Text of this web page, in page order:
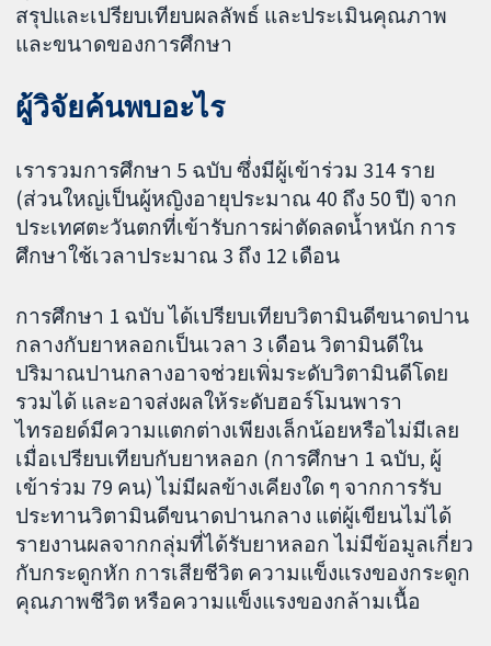
สรุปและเปรียบเทียบผลลัพธ์ และประเมินคุณภาพ
และขนาดของการศึกษา
ผู้วิจัยค้นพบอะไร
เรารวมการศึกษา 5 ฉบับ ซึ่งมีผู้เข้าร่วม 314 ราย
(ส่วนใหญ่เป็นผู้หญิงอายุประมาณ 40 ถึง 50 ปี) จาก
ประเทศตะวันตกที่เข้ารับการผ่าตัดลดน้ำหนัก การ
ศึกษาใช้เวลาประมาณ 3 ถึง 12 เดือน
การศึกษา 1 ฉบับ ได้เปรียบเทียบวิตามินดีขนาดปาน
กลางกับยาหลอกเป็นเวลา 3 เดือน วิตามินดีใน
ปริมาณปานกลางอาจช่วยเพิ่มระดับวิตามินดีโดย
รวมได้ และอาจส่งผลให้ระดับฮอร์โมนพารา
ไทรอยด์มีความแตกต่างเพียงเล็กน้อยหรือไม่มีเลย
เมื่อเปรียบเทียบกับยาหลอก (การศึกษา 1 ฉบับ, ผู้
เข้าร่วม 79 คน) ไม่มีผลข้างเคียงใด ๆ จากการรับ
ประทานวิตามินดีขนาดปานกลาง แต่ผู้เขียนไม่ได้
รายงานผลจากกลุ่มที่ได้รับยาหลอก ไม่มีข้อมูลเกี่ยว
กับกระดูกหัก การเสียชีวิต ความแข็งแรงของกระดูก
คุณภาพชีวิต หรือความแข็งแรงของกล้ามเนื้อ